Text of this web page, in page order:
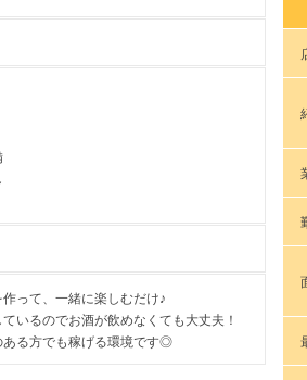
って、一緒に楽しむだけ♪
いるのでお酒が飲めなくても大丈夫！
ある方でも稼げる環境です◎